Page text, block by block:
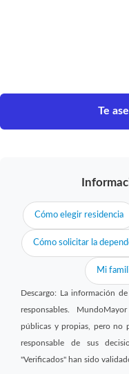
Te
Cómo elegir residencia
Cómo solicitar la
Mi
Descargo: La información
responsables.
públicas y propias, pero no
responsable de sus
"Verificados" han sido